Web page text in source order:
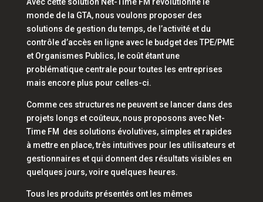
monde de la GTA, nous voulons proposer des
solutions de gestion du temps, de l’activité et du
contrôle d’accès en ligne avec le budget des TPE/PME
et Organismes Publics, le coût étant une
problématique centrale pour toutes les entreprises
mais encore plus pour celles-ci.
Comme ces structures ne peuvent se lancer dans des
projets longs et coûteux, nous proposons avec Net-
Time FM des solutions évolutives, simples et rapides
à mettre en place, très intuitives pour les utilisateurs et
gestionnaires et qui donnent des résultats visibles en
quelques jours, voire quelques heures.
Tous les produits présentés ont les mêmes